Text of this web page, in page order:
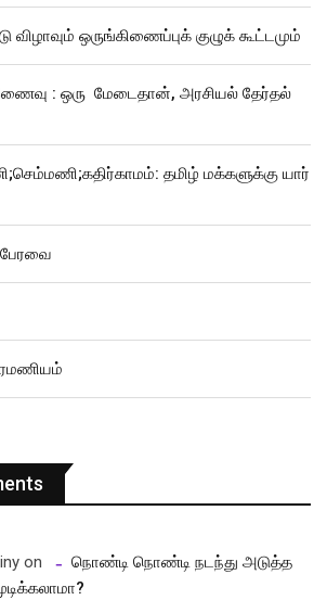
விழாவும் ஒருங்கிணைப்புக் குழுக் கூட்டமும்
: ஒரு மேடைதான், அரசியல் தேர்தல்
தமிழ் மக்களுக்கு யார்
on
நொண்டி நொண்டி நடந்து அடுத்த